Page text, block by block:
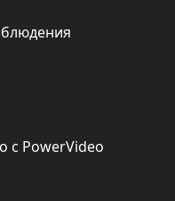
с PowerVideo